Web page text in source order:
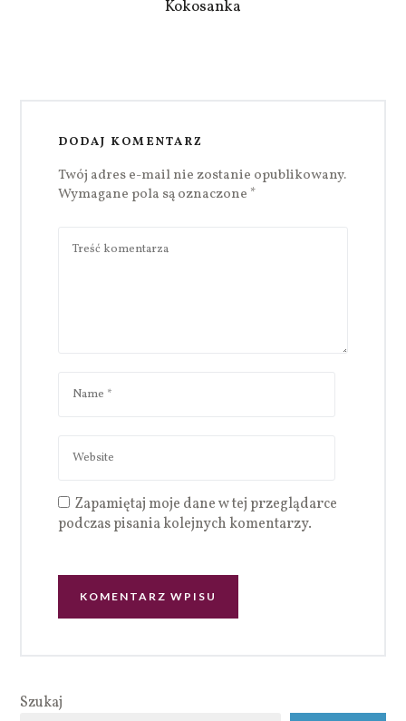
Kokosanka
DODAJ KOMENTARZ
Twój adres e-mail nie zostanie opublikowany.
Wymagane pola są oznaczone *
Zapamiętaj moje dane w tej przeglądarce
podczas pisania kolejnych komentarzy.
Szukaj